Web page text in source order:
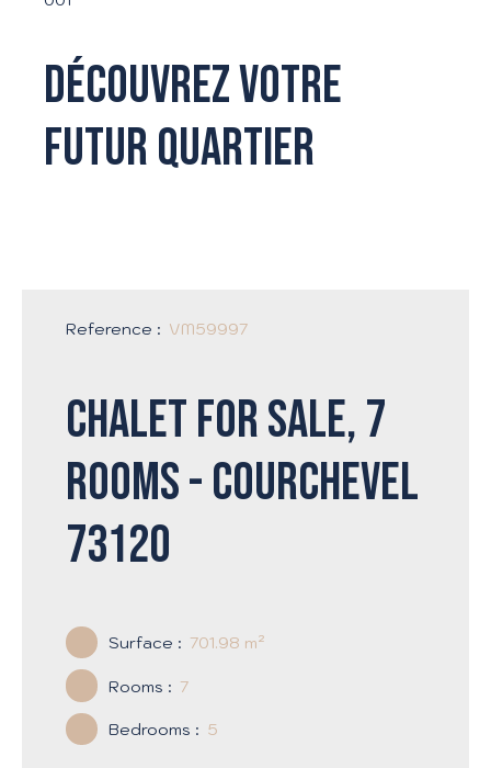
Découvrez votre
futur quartier
Reference : VM59997
Chalet for sale, 7
rooms - Courchevel
73120
Surface : 701.98 m²
Rooms : 7
Bedrooms : 5